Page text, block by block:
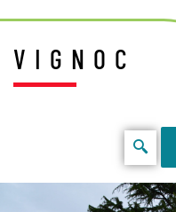
VIGNOC